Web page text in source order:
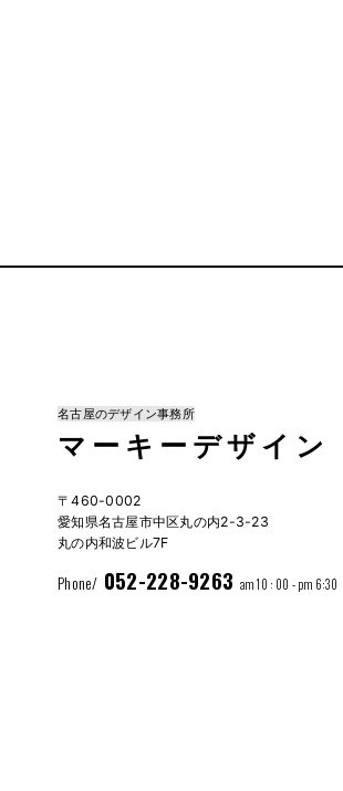
名古屋のデザイン事務所
マーキーデザイン
〒460-0002
愛知県名古屋市中区丸の内2-3-23
丸の内和波ビル7F
Phone/ 052-228-9263 am 10 : 00 - pm 6:30